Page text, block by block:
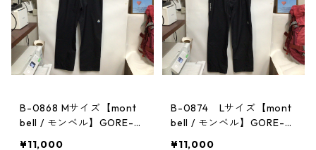
B-0868 Mサイズ【mont
bell / モンベル】GORE-T
¥11,000
B-0874 Lサイズ【mont
bell / モンベル】GORE-T
¥11,000